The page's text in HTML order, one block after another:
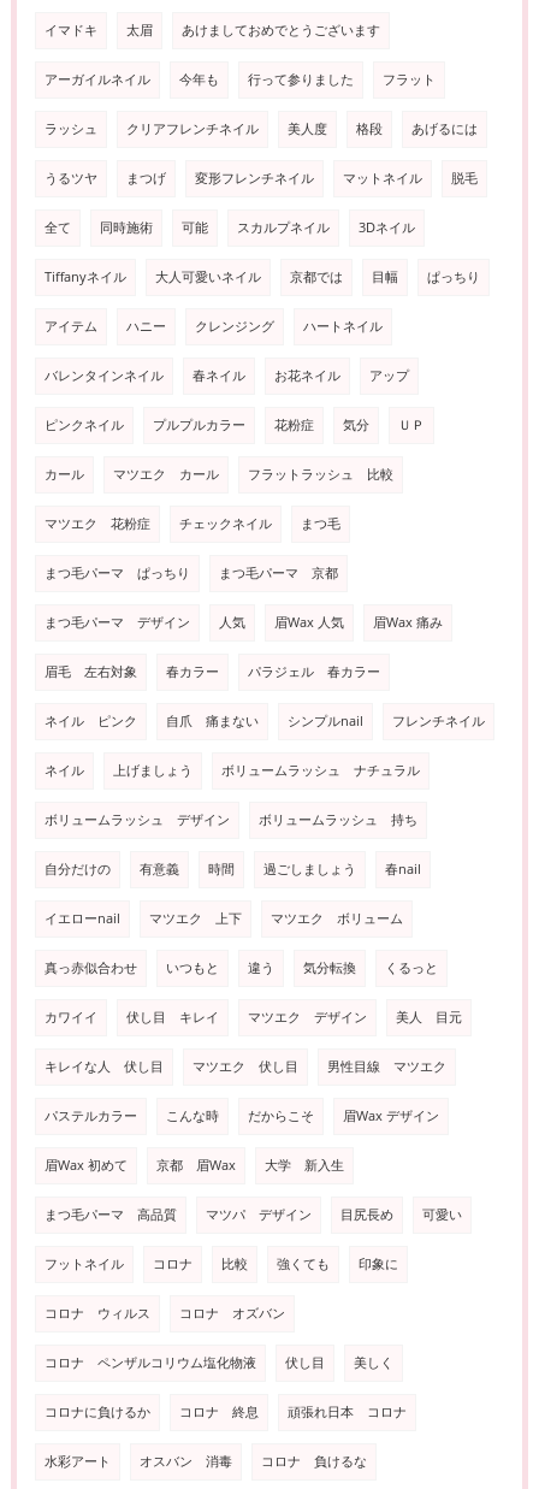
イマドキ 太眉 あけましておめでとうございます
アーガイルネイル 今年も 行って参りました フラット
ラッシュ クリアフレンチネイル 美人度 格段 あげるには
うるツヤ まつげ 変形フレンチネイル マットネイル 脱毛
全て 同時施術 可能 スカルプネイル 3Dネイル
Tiffanyネイル 大人可愛いネイル 京都では 目幅 ぱっちり
アイテム ハニー クレンジング ハートネイル
バレンタインネイル 春ネイル お花ネイル アップ
ピンクネイル プルプルカラー 花粉症 気分 ＵＰ
カール マツエク カール フラットラッシュ 比較
マツエク 花粉症 チェックネイル まつ毛
まつ毛パーマ ぱっちり まつ毛パーマ 京都
まつ毛パーマ デザイン 人気 眉Wax 人気 眉Wax 痛み
眉毛 左右対象 春カラー パラジェル 春カラー
ネイル ピンク 自爪 痛まない シンプルnail フレンチネイル
ネイル 上げましょう ボリュームラッシュ ナチュラル
ボリュームラッシュ デザイン ボリュームラッシュ 持ち
自分だけの 有意義 時間 過ごしましょう 春nail
イエローnail マツエク 上下 マツエク ボリューム
真っ赤似合わせ いつもと 違う 気分転換 くるっと
カワイイ 伏し目 キレイ マツエク デザイン 美人 目元
キレイな人 伏し目 マツエク 伏し目 男性目線 マツエク
パステルカラー こんな時 だからこそ 眉Wax デザイン
眉Wax 初めて 京都 眉Wax 大学 新入生
まつ毛パーマ 高品質 マツパ デザイン 目尻長め 可愛い
フットネイル コロナ 比較 強くても 印象に
コロナ ウィルス コロナ オズバン
コロナ ペンザルコリウム塩化物液 伏し目 美しく
コロナに負けるか コロナ 終息 頑張れ日本 コロナ
水彩アート オスバン 消毒 コロナ 負けるな